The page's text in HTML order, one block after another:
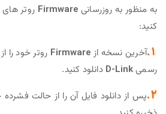
به منظور به روزرسانی Firmware روتر های
کنید:
1. آخرین نسخه از Firmware روتر خود را
رسمیD-Link دانلود کنید.
2. پس از دانلود فایل آن را از حالت